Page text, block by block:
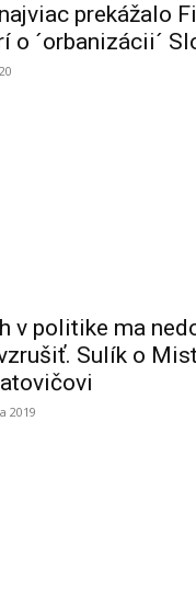
prekážalo
o ´orbanizácii´
v politike ma
Sulík o
2019